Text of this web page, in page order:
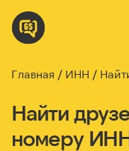
Главная ИНН
Найти
номеру